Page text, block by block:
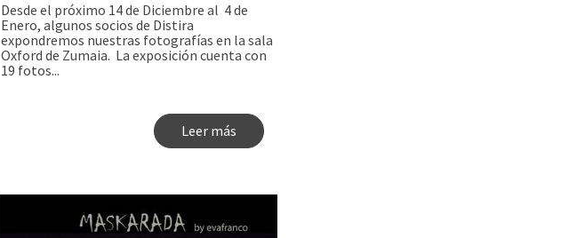
Desde el próximo 14 de Diciembre al 4 de
Enero, algunos socios de Distira
expondremos nuestras fotografías en la sala
Oxford de Zumaia. ​ La exposición cuenta con
19 fotos...
Leer más